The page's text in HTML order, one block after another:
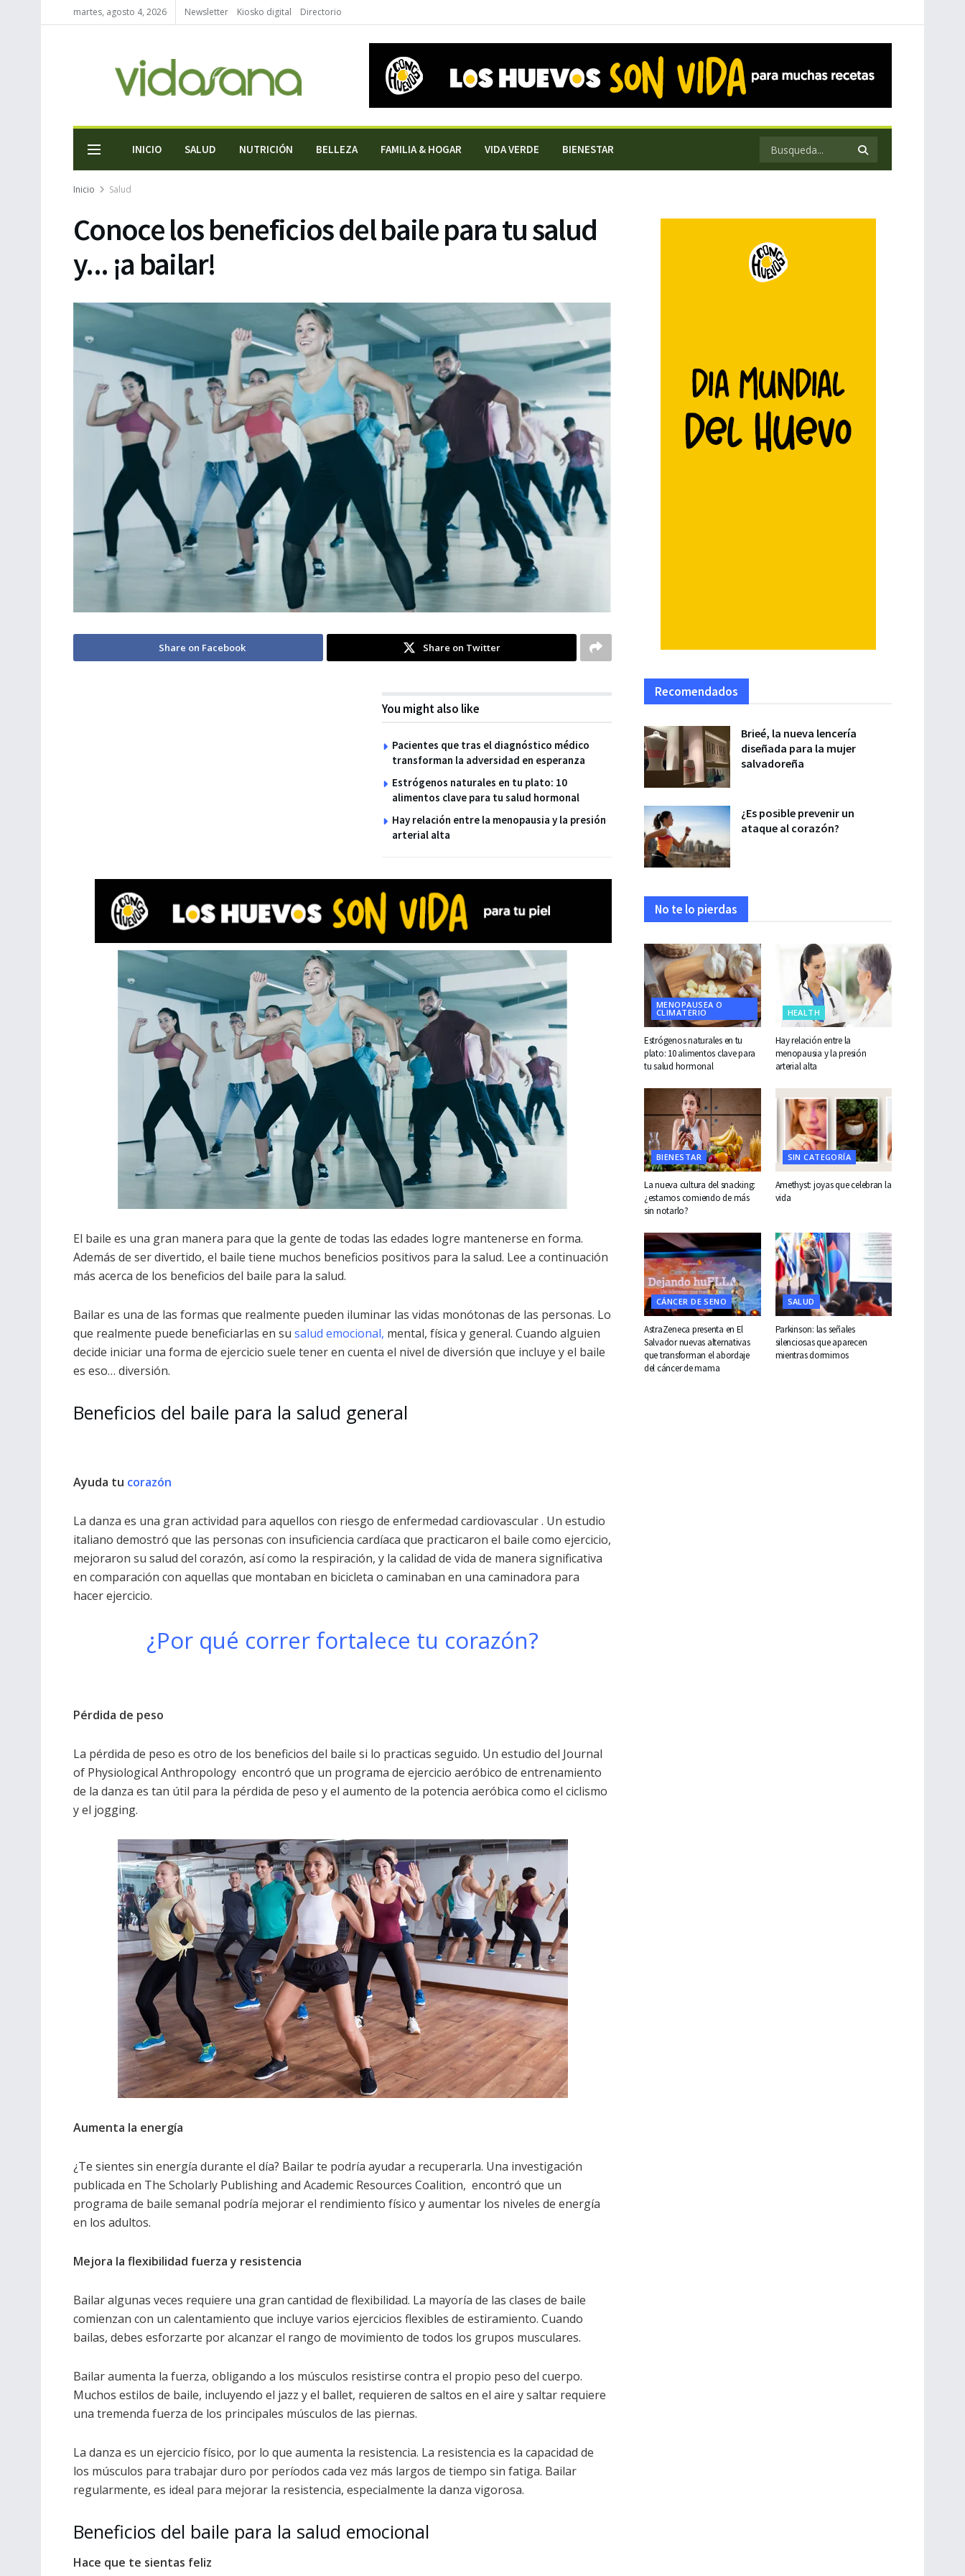
martes, agosto 4, 2026 Newsletter Kiosko digital Directorio
INICIO SALUD NUTRICIÓN BELLEZA FAMILIA & HOGAR VIDA VERDE BIENESTAR
Inicio Salud
Conoce los beneficios del baile para tu salud
y... ¡a bailar!
Share on Facebook Share on Twitter
You might also like
Pacientes que tras el diagnóstico médico
transforman la adversidad en esperanza
Estrógenos naturales en tu plato: 10
alimentos clave para tu salud hormonal
Hay relación entre la menopausia y la presión
arterial alta
El baile es una gran manera para que la gente de todas las edades logre mantenerse en forma.
Además de ser divertido, el baile tiene muchos beneficios positivos para la salud. Lee a continuación
más acerca de los beneficios del baile para la salud.
Bailar es una de las formas que realmente pueden iluminar las vidas monótonas de las personas. Lo
que realmente puede beneficiarlas en su salud emocional, mental, física y general. Cuando alguien
decide iniciar una forma de ejercicio suele tener en cuenta el nivel de diversión que incluye y el baile
es eso… diversión.
Beneficios del baile para la salud general
Ayuda tu corazón
La danza es una gran actividad para aquellos con riesgo de enfermedad cardiovascular . Un estudio
italiano demostró que las personas con insuficiencia cardíaca que practicaron el baile como ejercicio,
mejoraron su salud del corazón, así como la respiración, y la calidad de vida de manera significativa
en comparación con aquellas que montaban en bicicleta o caminaban en una caminadora para
hacer ejercicio.
¿Por qué correr fortalece tu corazón?
Pérdida de peso
La pérdida de peso es otro de los beneficios del baile si lo practicas seguido. Un estudio del Journal
of Physiological Anthropology encontró que un programa de ejercicio aeróbico de entrenamiento
de la danza es tan útil para la pérdida de peso y el aumento de la potencia aeróbica como el ciclismo
y el jogging.
Aumenta la energía
¿Te sientes sin energía durante el día? Bailar te podría ayudar a recuperarla. Una investigación
publicada en The Scholarly Publishing and Academic Resources Coalition, encontró que un
programa de baile semanal podría mejorar el rendimiento físico y aumentar los niveles de energía
en los adultos.
Mejora la flexibilidad fuerza y resistencia
Bailar algunas veces requiere una gran cantidad de flexibilidad. La mayoría de las clases de baile
comienzan con un calentamiento que incluye varios ejercicios flexibles de estiramiento. Cuando
bailas, debes esforzarte por alcanzar el rango de movimiento de todos los grupos musculares.
Bailar aumenta la fuerza, obligando a los músculos resistirse contra el propio peso del cuerpo.
Muchos estilos de baile, incluyendo el jazz y el ballet, requieren de saltos en el aire y saltar requiere
una tremenda fuerza de los principales músculos de las piernas.
La danza es un ejercicio físico, por lo que aumenta la resistencia. La resistencia es la capacidad de
los músculos para trabajar duro por períodos cada vez más largos de tiempo sin fatiga. Bailar
regularmente, es ideal para mejorar la resistencia, especialmente la danza vigorosa.
Beneficios del baile para la salud emocional
Hace que te sientas feliz
Recomendados
Brieé, la nueva lencería
diseñada para la mujer
salvadoreña
¿Es posible prevenir un
ataque al corazón?
No te lo pierdas
MENOPAUSEA O
CLIMATERIO
Estrógenos naturales en tu
plato: 10 alimentos clave para
tu salud hormonal
HEALTH
Hay relación entre la
menopausia y la presión
arterial alta
BIENESTAR
La nueva cultura del snacking:
¿estamos comiendo de más
sin notarlo?
SIN CATEGORÍA
Amethyst: joyas que celebran la
vida
CÁNCER DE SENO
AstraZeneca presenta en El
Salvador nuevas alternativas
que transforman el abordaje
del cáncer de mama
SALUD
Parkinson: las señales
silenciosas que aparecen
mientras dormimos